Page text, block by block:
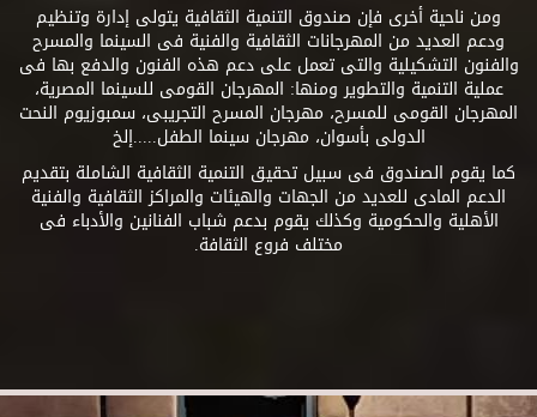
ومن ناحية أخرى فإن صندوق التنمية الثقافية يتولى إدارة وتنظيم
ودعم العديد من المهرجانات الثقافية والفنية فى السينما والمسرح
والفنون التشكيلية والتى تعمل على دعم هذه الفنون والدفع بها فى
عملية التنمية والتطوير ومنها: المهرجان القومى للسينما المصرية،
المهرجان القومى للمسرح، مهرجان المسرح التجريبى، سمبوزيوم النحت
الدولى بأسوان، مهرجان سينما الطفل.....إلخ
كما يقوم الصندوق فى سبيل تحقيق التنمية الثقافية الشاملة بتقديم
الدعم المادى للعديد من الجهات والهيئات والمراكز الثقافية والفنية
الأهلية والحكومية وكذلك يقوم بدعم شباب الفنانين والأدباء فى
مختلف فروع الثقافة.